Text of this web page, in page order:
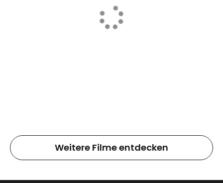
Weitere Filme entdecken